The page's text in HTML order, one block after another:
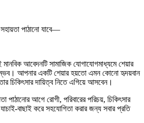
পাঠানো যাবে—
আবেদনটি সামাজিক যোগাযোগমাধ্যমে শেয়ার
আপনার একটি শেয়ার হয়তো এমন কোনো হৃদয়বান
চিকিৎসার দায়িত্ব নিতে এগিয়ে আসবেন।
পাঠানোর আগে রোগী, পরিবারের পরিচয়, চিকিৎসার
বাছাই করে সহযোগিতা করার জন্য সবার প্রতি